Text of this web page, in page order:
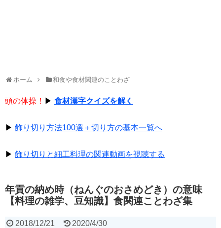
ホーム 和食や食材関連のことわざ
頭の体操！ ▶ 食材漢字クイズを解く
▶ 飾り切り方法100選＋切り方の基本一覧へ
▶ 飾り切りと細工料理の関連動画を視聴する
年貢の納め時（ねんぐのおさめどき）の意味
【料理の雑学、豆知識】食関連ことわざ集
2018/12/21 2020/4/30